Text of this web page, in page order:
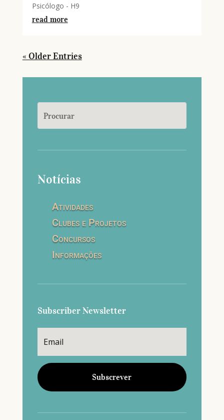
Psicólogo - H9
read more
« Older Entries
Notícias
Atividades
Clubes e Projetos
Concursos
Informações
Subscriber Newsletter
Subscrever